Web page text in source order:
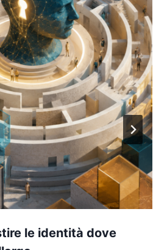
le identità dove